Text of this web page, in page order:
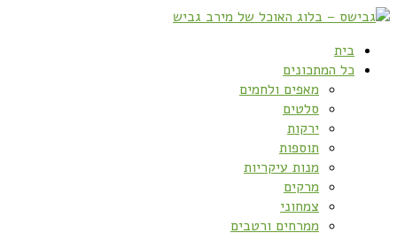
בית
כל המתכונים
מאפים ולחמים
סלטים
ירקות
תוספות
מנות עיקריות
מרקים
צמחוני
ממרחים ורטבים